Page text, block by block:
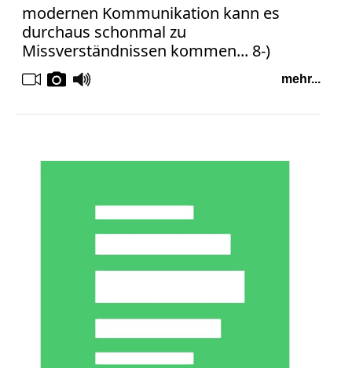
modernen Kommunikation kann es
durchaus schonmal zu
Missverständnissen kommen... 8-)
mehr...